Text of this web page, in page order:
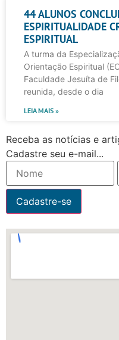
44 ALUNOS
ESPIRITUALIDADE
ESPIRITUAL
A turma da
Orientação Espiritual
Faculdade Jesuíta de
reunida, desde o dia
LEIA MAIS »
Receba as notícias e
Cadastre seu e-mail...